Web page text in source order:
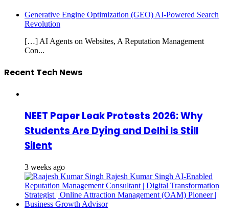
Generative Engine Optimization (GEO) AI-Powered Search
Revolution
[…] AI Agents on Websites, A Reputation Management
Con...
Recent Tech News
NEET Paper Leak Protests 2026: Why
Students Are Dying and Delhi Is Still
Silent
3 weeks ago